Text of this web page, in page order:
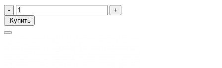
Купить